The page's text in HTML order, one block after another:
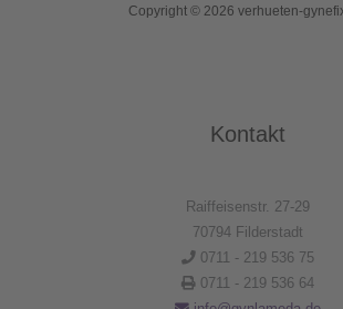
Copyright © 2026 verhueten-
Kontakt
Raiffeisenstr. 27-29
70794 Filderstadt
0711 - 219 536 75
0711 - 219 536 64